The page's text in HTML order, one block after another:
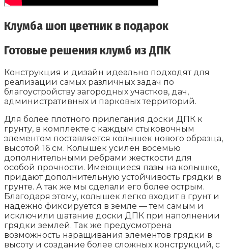
Клумба шоп цветник в подарок
Готовые решения клумб из ДПК
Конструкция и дизайн идеально подходят для
реализации самых различных задач по
благоустройству загородных участков, дач,
административных и парковых территорий.
Для более плотного прилегания доски ДПК к
грунту, в комплекте с каждым стыковочным
элементом поставляется колышек нового образца,
высотой 16 см. Колышек усилен восемью
дополнительными ребрами жесткости для
особой прочности. Имеющиеся пазы на колышке,
придают дополнительную устойчивость грядки в
грунте. А так же мы сделали его более острым.
Благодаря этому, колышек легко входит в грунт и
надежно фиксируется в земле — тем самым и
исключили шатание доски ДПК при наполнении
грядки землей. Так же предусмотрена
возможность наращивания элементов грядки в
высоту и создание более сложных конструкций, с